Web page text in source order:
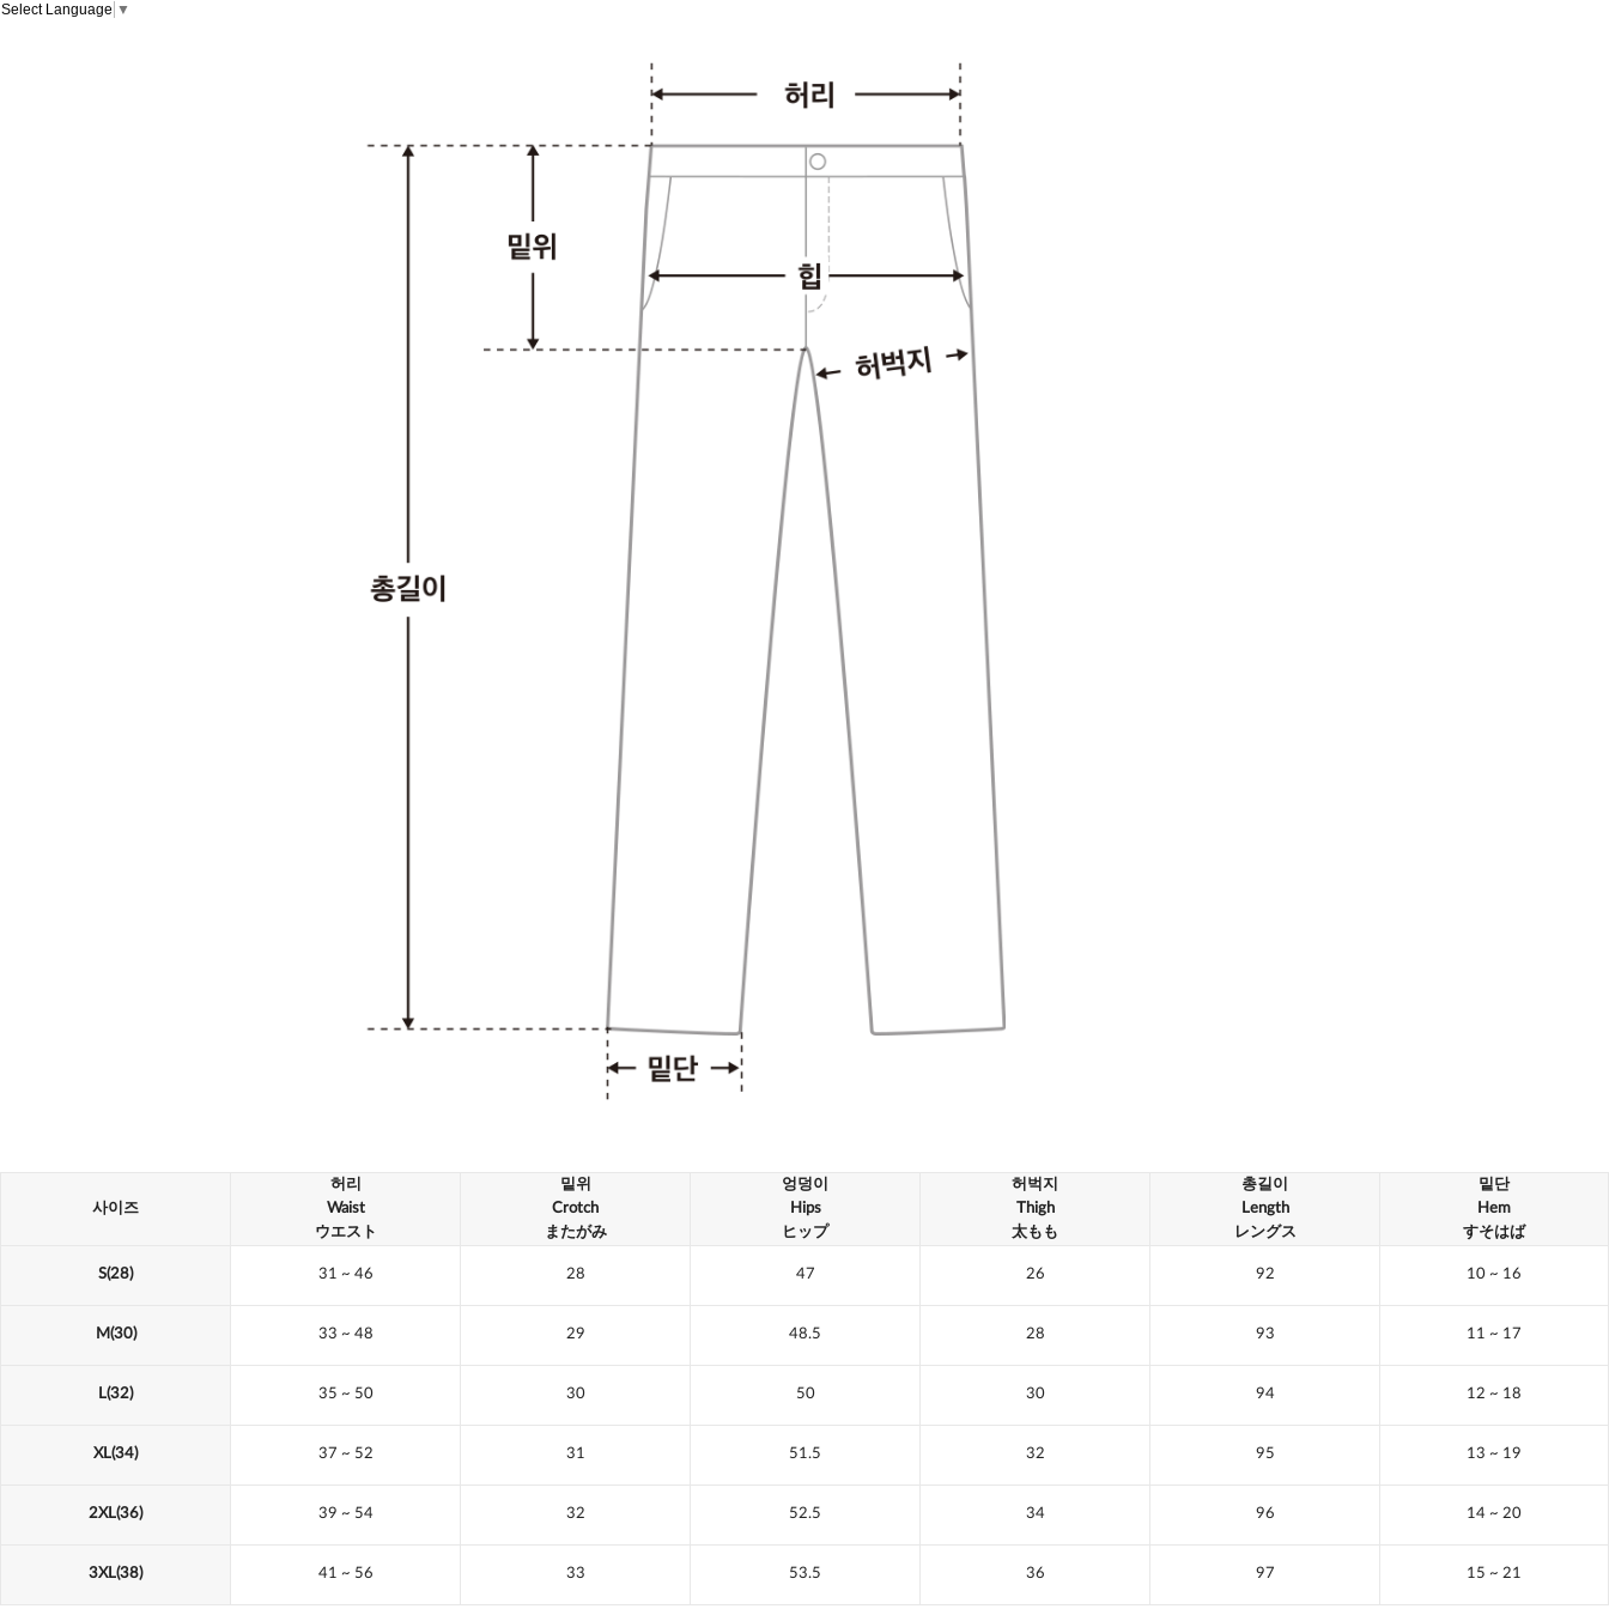
Select Language ▼
사이즈
허리
Waist
ウエスト
밑위
Crotch
またがみ
엉덩이
Hips
ヒップ
허벅지
Thigh
太もも
총길이
Length
レングス
밑단
Hem
すそはば
S(28) 31 ~ 46 28 47 26 92 10 ~ 16
M(30) 33 ~ 48 29 48.5 28 93 11 ~ 17
L(32) 35 ~ 50 30 50 30 94 12 ~ 18
XL(34) 37 ~ 52 31 51.5 32 95 13 ~ 19
2XL(36) 39 ~ 54 32 52.5 34 96 14 ~ 20
3XL(38) 41 ~ 56 33 53.5 36 97 15 ~ 21